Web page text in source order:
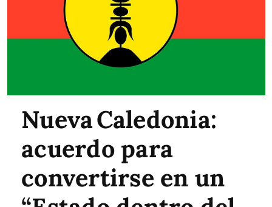
Nueva Caledonia:
acuerdo para
convertirse en un